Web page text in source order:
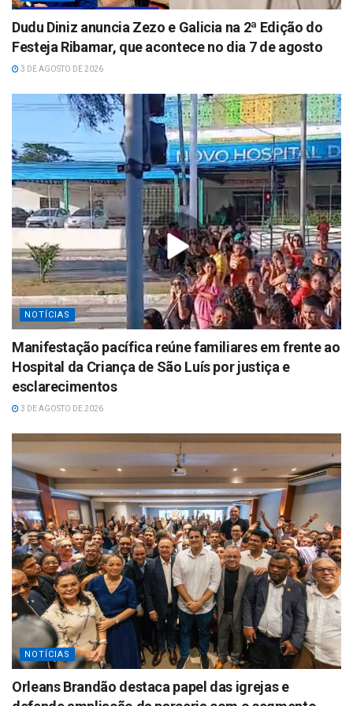
Dudu Diniz anuncia Zezo e Galicia na 2ª Edição do
Festeja Ribamar, que acontece no dia 7 de agosto
3 DE AGOSTO DE 2026
NOTÍCIAS
Manifestação pacífica reúne familiares em frente ao
Hospital da Criança de São Luís por justiça e
esclarecimentos
3 DE AGOSTO DE 2026
NOTÍCIAS
Orleans Brandão destaca papel das igrejas e